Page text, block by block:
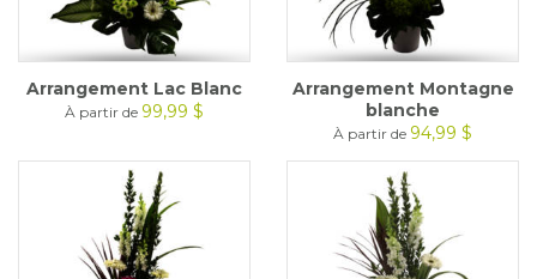
Arrangement Lac Blanc
À partir de 99,99 $
Arrangement Montagne
blanche
À partir de 94,99 $